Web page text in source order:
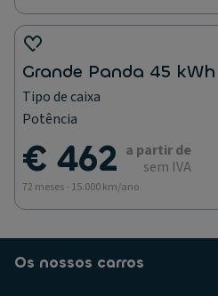
Grande Panda 45
Tipo de caixa
Potência
€ 462 a partir de
sem IVA
72 meses - 15.000 km/ano
Os nossos carros